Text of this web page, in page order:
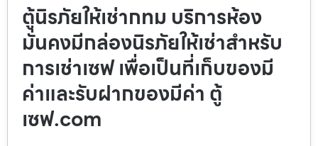
ตู้นิรภัยให้เช่ากทม บริการห้อง
มั่นคงมีกล่องนิรภัยให้เช่าสำหรับ
การเช่าเซฟ เพื่อเป็นที่เก็บของมี
ค่าและรับฝากของมีค่า ตู้
เซฟ.com